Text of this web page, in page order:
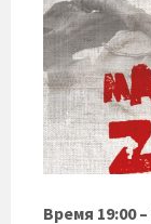
Время 19:00 –